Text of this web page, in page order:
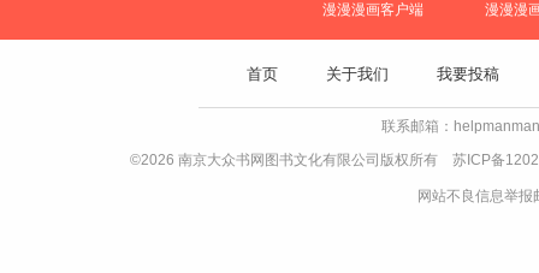
漫漫漫画客户端 漫漫漫
首页 关于我们 我要投稿
联系邮箱：
©2026 南京大众书网图书文化有限公司版权所有 苏ICP备
网站不良信息举